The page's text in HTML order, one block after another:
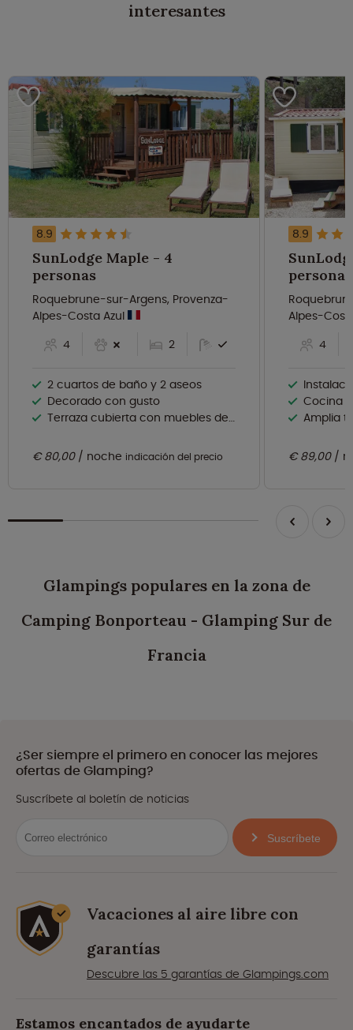
interesantes
8.9
SunLodge Maple - 4
personas
Roquebrune-sur-Argens, Provenza-
Alpes-Costa Azul
4
2
2 cuartos de baño y 2 aseos
Decorado con gusto
Terraza cubierta con muebles de madera
€ 80,00 noche indicación del precio
8.9
personas
Alpes-
4
Cocina
Amplia
€ 89,00
Glampings populares en la zona de
Camping Bonporteau - Glamping Sur de
Francia
¿Ser siempre el primero en conocer las mejores
ofertas de Glamping?
Suscríbete al boletín de noticias
Suscríbete
Vacaciones al aire libre con
garantías
Descubre las 5 garantías de Glampings.com
Estamos encantados de ayudarte